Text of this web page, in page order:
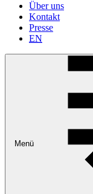
Über uns
Kontakt
Presse
EN
Menü